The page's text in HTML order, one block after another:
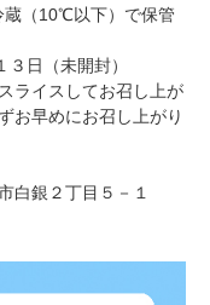
（10℃以下）で保管
日（未開封）
ライスしてお召し上が
お早めにお召し上がり
銀２丁目５－１